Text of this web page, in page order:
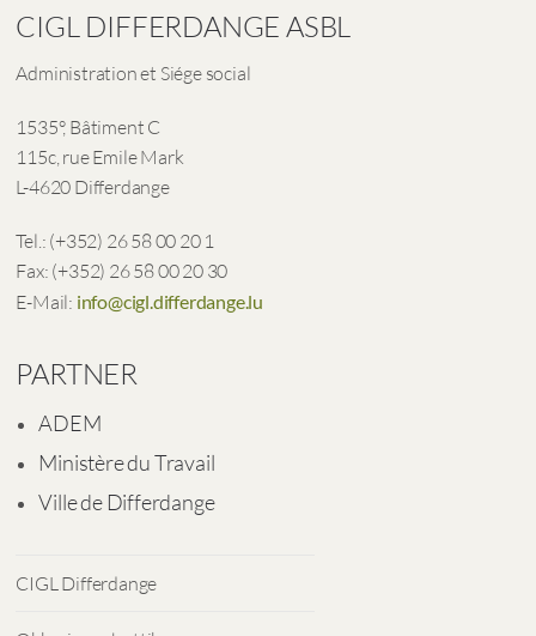
CIGL DIFFERDANGE ASBL
Administration et Siége social
1535°, Bâtiment C
115c, rue Emile Mark
L-4620 Differdange
Tel.: (+352) 26 58 00 20 1
Fax: (+352) 26 58 00 20 30
E-Mail: info@cigl.differdange.lu
PARTNER
ADEM
Ministère du Travail
Ville de Differdange
CIGL Differdange